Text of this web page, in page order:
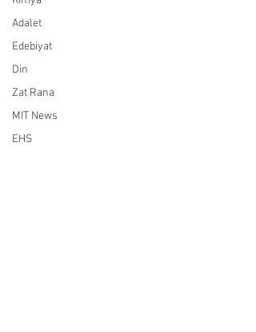
Adalet
Edebiyat
Din
Zat Rana
MIT News
EHS